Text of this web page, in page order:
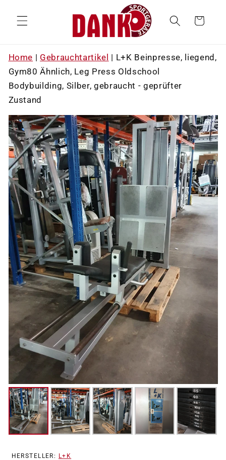
Inhalt
Warenkorb
Home | Gebrauchtartikel | L+K Beinpresse, liegend,
Gym80 Ähnlich, Leg Press Oldschool
Bodybuilding, Silber, gebraucht - geprüfter
Zustand
HERSTELLER: L+K